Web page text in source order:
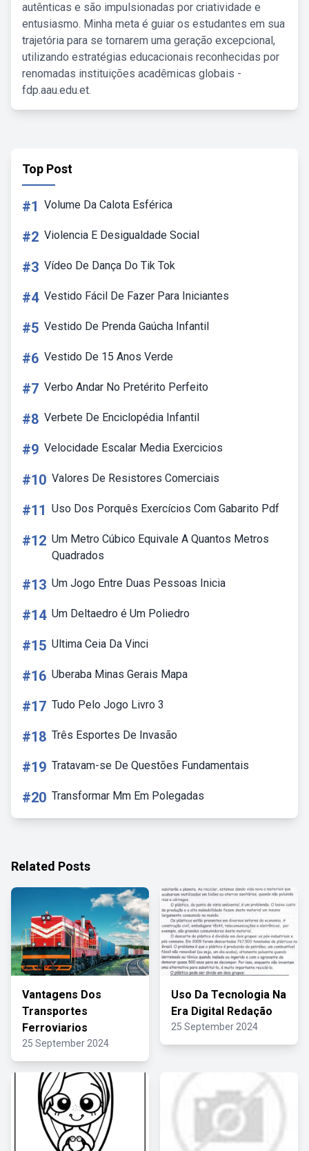
autênticas e são impulsionadas por criatividade e
entusiasmo. Minha meta é guiar os estudantes em sua
trajetória para se tornarem uma geração excepcional,
utilizando estratégias educacionais reconhecidas por
renomadas instituições acadêmicas globais -
fdp.aau.edu.et.
Top Post
#1 Volume Da Calota Esférica
#2 Violencia E Desigualdade Social
#3 Vídeo De Dança Do Tik Tok
#4 Vestido Fácil De Fazer Para Iniciantes
#5 Vestido De Prenda Gaúcha Infantil
#6 Vestido De 15 Anos Verde
#7 Verbo Andar No Pretérito Perfeito
#8 Verbete De Enciclopédia Infantil
#9 Velocidade Escalar Media Exercicios
#10 Valores De Resistores Comerciais
#11 Uso Dos Porquês Exercícios Com Gabarito Pdf
#12 Um Metro Cúbico Equivale A Quantos Metros
Quadrados
#13 Um Jogo Entre Duas Pessoas Inicia
#14 Um Deltaedro é Um Poliedro
#15 Ultima Ceia Da Vinci
#16 Uberaba Minas Gerais Mapa
#17 Tudo Pelo Jogo Livro 3
#18 Três Esportes De Invasão
#19 Tratavam-se De Questões Fundamentais
#20 Transformar Mm Em Polegadas
Related Posts
Vantagens Dos
Transportes
Ferroviarios
25 September 2024
Uso Da Tecnologia Na
Era Digital Redação
25 September 2024